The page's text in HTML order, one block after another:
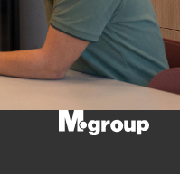
site
03-954-6000